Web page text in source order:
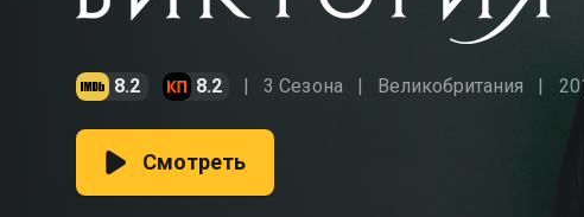
8.2 8.2 3 Сезона Великобритания
Смотреть